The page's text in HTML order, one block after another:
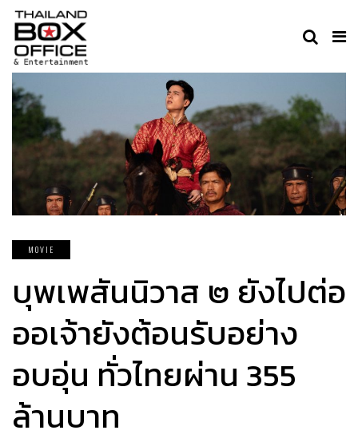
MOVIE
บุพเพสันนิวาส ๒ ยังไปต่อ
ออเจ้ายังต้อนรับอย่าง
อบอุ่น ทั่วไทยผ่าน 355
ล้านบาท